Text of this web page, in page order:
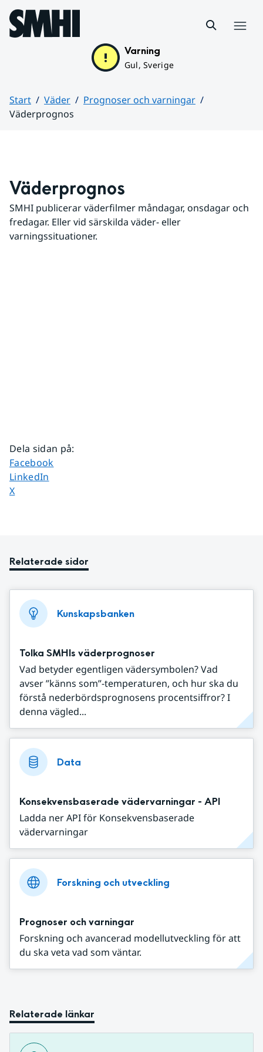
Hoppa till sidans innehåll
Varning
Gul, Sverige
Start Väder
Prognoser och varningar
Väderprognos
Väderprognos
SMHI publicerar väderfilmer måndagar, onsdagar och
fredagar. Eller vid särskilda väder- eller
varningssituationer.
Dela sidan på:
Dela sidan på
Facebook
Dela sidan på
LinkedIn
Dela sidan på
X
Relaterade sidor
Kunskapsbanken
Tolka SMHIs väderprognoser
Vad betyder egentligen vädersymbolen? Vad
avser ”känns som”-temperaturen, och hur ska du
förstå nederbördsprognosens procentsiffror? I
denna vägled...
Data
Konsekvensbaserade vädervarningar - API
Ladda ner API för Konsekvensbaserade
vädervarningar
Forskning och utveckling
Prognoser och varningar
Forskning och avancerad modellutveckling för att
du ska veta vad som väntar.
Relaterade länkar